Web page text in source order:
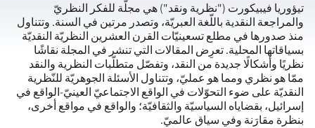
تيؤوريا فيبيكورت ("نظرية ونقد") هي مجلّة للفكر النظريّ
والمراجعة النقدية باللّغة العبريّة، وتصدر مرتين في السنة. وتتناول
منذ صدورها في مطلع تسعينيّات القرن العشرين النظريّة النقديّة
بسياقاتها المحلية. تعرِض المقالات التي تنشر في المجلة نقاشًا
نظريًا وأشكالًا جديدة من النقد، وتفصّل متطلّبات النظرية والنقد
ممّا هو نظري ومما هو عمليّ، وتتناول الأسئلة الجوهريّة للنّظرية
النقديّة على ضوء التحوّلات في الواقع الاجتماعيّ العينيّ-الواقع في
إسرائيل، بقضاياه السياسيّة والثقافيّة؛ والواقع في مواقع أخرى،
بنظرة مقارَنة وفي سياق عالميّ.